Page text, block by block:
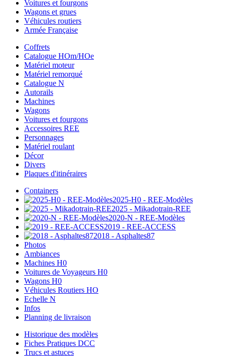
Voitures et fourgons
Wagons et grues
Véhicules routiers
Armée Française
Coffrets
Catalogue HOm/HOe
Matériel moteur
Matériel remorqué
Catalogue N
Autorails
Machines
Wagons
Voitures et fourgons
Accessoires REE
Personnages
Matériel roulant
Décor
Divers
Plaques d'itinéraires
Containers
2025-H0 - REE-Modèles
2025 - Mikadotrain-REE
2020-N - REE-Modèles
2019 - REE-ACCESS
2018 - Asphaltes87
Photos
Ambiances
Machines H0
Voitures de Voyageurs H0
Wagons H0
Véhicules Routiers HO
Echelle N
Infos
Planning de livraison
Historique des modèles
Fiches Pratiques DCC
Trucs et astuces